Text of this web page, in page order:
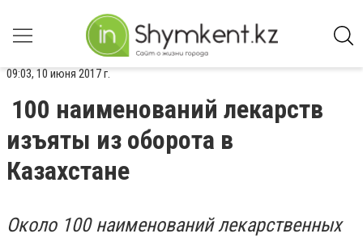
09:03, 10 июня 2017 г.
100 наименований лекарств
изъяты из оборота в
Казахстане
Около 100 наименований лекарственных